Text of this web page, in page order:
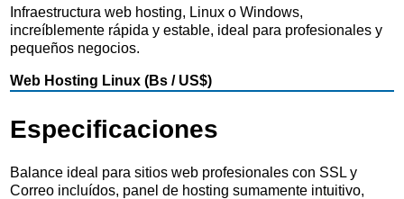
Infraestructura web hosting, Linux o Windows,
increíblemente rápida y estable, ideal para profesionales y
pequeños negocios.
Web Hosting Linux (Bs / US$)
Especificaciones
Balance ideal para sitios web profesionales con SSL y
Correo incluídos, panel de hosting sumamente intuitivo,